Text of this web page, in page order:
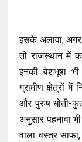
इसके अलावा, अगर
तो राजस्थान में
इनकी वेशभूषा
ग्रामीण क्षेत्रों
और पुरुष धोती-
अनुसार पहनावा
वाला वस्त्र